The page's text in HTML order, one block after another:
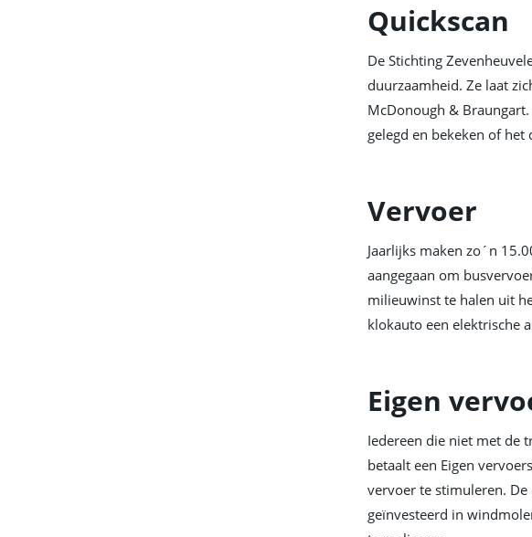
Quickscan
De Stichting
duurzaamheid. Ze laat
McDonough &
gelegd en bekeken of het
Vervoer
Jaarlijks maken zo´n
aangegaan om
milieuwinst te halen uit
klokauto een elektrische
Eigen
Iedereen die niet met de
betaalt een Eigen
vervoer te stimuleren.
geïnvesteerd in